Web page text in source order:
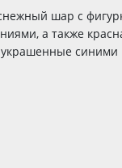
шар с
а также